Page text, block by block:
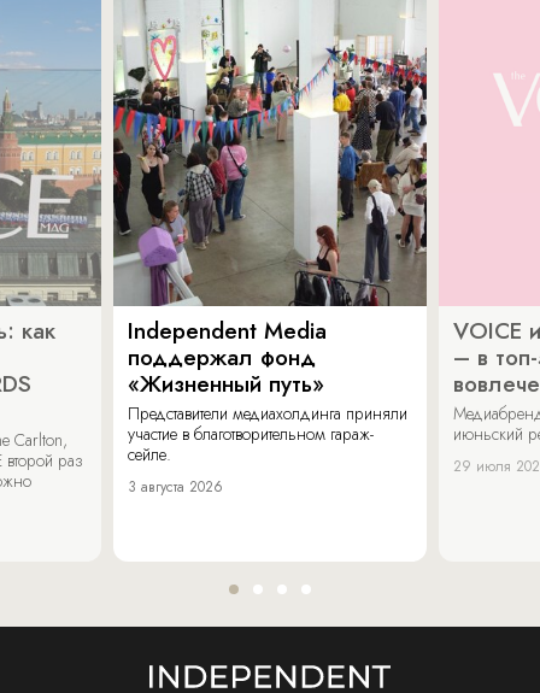
как
Carlton,
раз
Independent Media
поддержал фонд
«Жизненный путь»
Представители медиахолдинга приняли
участие в благотворительном гараж-
сейле.
3 августа 2026
VOICE
– в
июньский
29 июля